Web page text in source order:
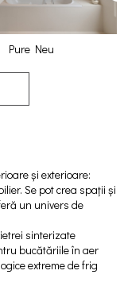
Pure Neu
și exterioare:
Se pot crea spații și
un univers de
sinterizate
bucătăriile în aer
extreme de frig